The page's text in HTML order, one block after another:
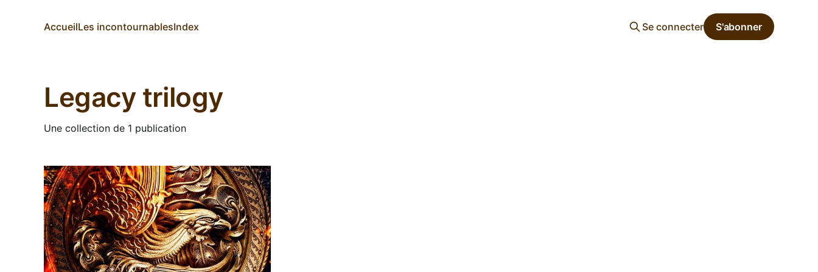
AccueilLes incontournablesIndex Se connecter S'abonner
Legacy trilogy
Une collection de 1 publication